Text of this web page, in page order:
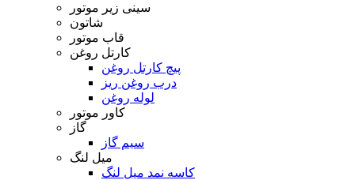
سینی زیر موتور
شاتون
قاب موتور
کارتل روغن
پیچ کارتل روغن
درب روغن ریز
لوله روغن
کاور موتور
گاز
سیم گاز
میل لنگ
کاسه نمد میل لنگ